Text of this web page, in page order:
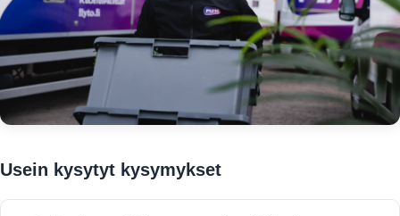
Usein kysytyt kysymykset